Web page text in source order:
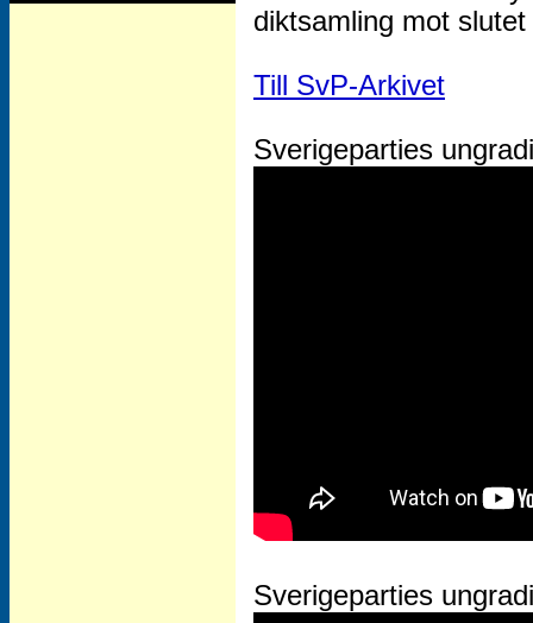
diktsamling mot
Till SvP-Arkivet
Sverigeparties
Sverigeparties